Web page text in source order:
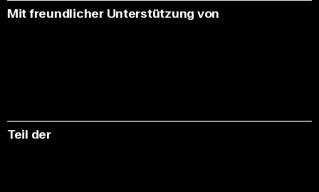
Mit freundlicher Unterstützung von
Teil der